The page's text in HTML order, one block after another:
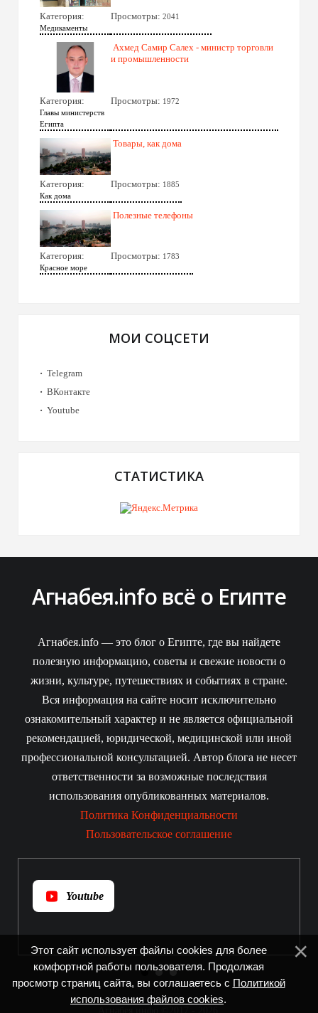
Категория:
Медикаменты
Просмотры: 2041
Ахмед Самир Салех - министр торговли
и промышленности
Категория:
Главы министерств
Египта
Просмотры: 1972
Товары, как дома
Категория:
Как дома
Просмотры: 1885
Полезные телефоны
Категория:
Красное море
Просмотры: 1783
МОИ СОЦСЕТИ
Telegram
ВКонтакте
Youtube
СТАТИСТИКА
Агнабея.info всё о Египте
Агнабея.info — это блог о Египте, где вы найдете
полезную информацию, советы и свежие новости о
жизни, культуре, путешествиях и событиях в стране.
Вся информация на сайте носит исключительно
ознакомительный характер и не является официальной
рекомендацией, юридической, медицинской или иной
профессиональной консультацией. Автор блога не несет
ответственности за возможные последствия
использования опубликованных материалов.
Политика Конфиденциальности
Пользовательское соглашение
Youtube
Этот сайт использует файлы cookies для более
комфортной работы пользователя. Продолжая
просмотр страниц сайта, вы соглашаетесь с Политикой
использования файлов cookies.